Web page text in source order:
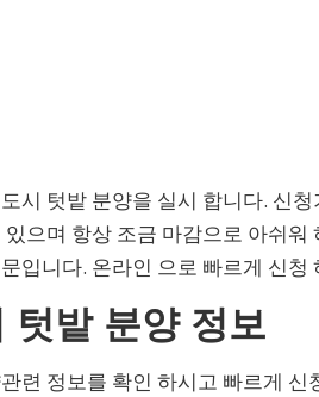
시 텃밭 분양을 실시 합니다. 신
으며 항상 조금 마감으로 아쉬
입니다. 온라인 으로 빠르게 신청
텃밭 분양 정보
련 정보를 확인 하시고 빠르게 신